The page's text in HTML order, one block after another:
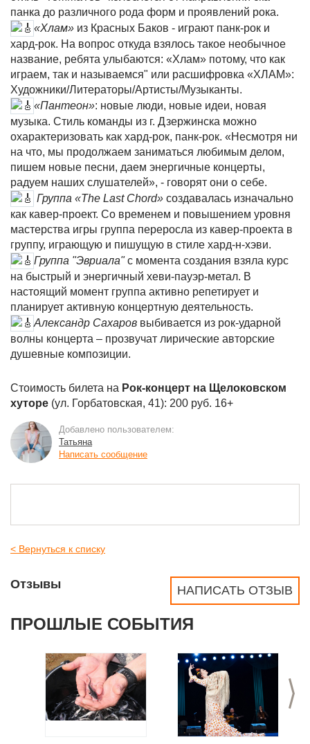
панка до различного рода форм и проявлений рока.
«Хлам» из Красных Баков - играют панк-рок и
хард-рок. На вопрос откуда взялось такое необычное
название, ребята улыбаются: «Хлам» потому, что как
играем, так и называемся" или расшифровка «ХЛАМ»:
Художники/Литераторы/Артисты/Музыканты.
«Пантеон»: новые люди, новые идеи, новая
музыка. Стиль команды из г. Дзержинска можно
охарактеризовать как хард-рок, панк-рок. «Несмотря ни
на что, мы продолжаем заниматься любимым делом,
пишем новые песни, даем энергичные концерты,
радуем наших слушателей», - говорят они о себе.
Группа «The Last Chord» создавалась изначально
как кавер-проект. Со временем и повышением уровня
мастерства игры группа переросла из кавер-проекта в
группу, играющую и пишущую в стиле хард-н-хэви.
Группа "Эвриала"с момента создания взяла курс
на быстрый и энергичный хеви-пауэр-метал. В
настоящий момент группа активно репетирует и
планирует активную концертную деятельность.
Александр Сахаров выбивается из рок-ударной
волны концерта – прозвучат лирические авторские
душевные композиции.
Стоимость билета на Рок-концерт на Щелоковском
хуторе (ул. Горбатовская, 41): 200 руб. 16+
Добавлено пользователем:
Татьяна
Написать сообщение
< Вернуться к списку
НАПИСАТЬ ОТЗЫВ
Отзывы
ПРОШЛЫЕ СОБЫТИЯ
>